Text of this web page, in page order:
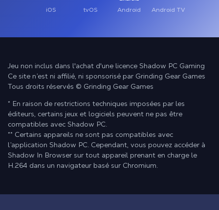
iOS tvOS Android Android TV
Jeu non inclus dans l'achat d'une licence Shadow PC Gaming
Ce site n’est ni affilié, ni sponsorisé par Grinding Gear Games
Tous droits réservés © Grinding Gear Games
* En raison de restrictions techniques imposées par les
éditeurs, certains jeux et logiciels peuvent ne pas être
compatibles avec Shadow PC.
** Certains appareils ne sont pas compatibles avec
l’application Shadow PC. Cependant, vous pouvez accéder à
Shadow In Browser sur tout appareil prenant en charge le
H.264 dans un navigateur basé sur Chromium.